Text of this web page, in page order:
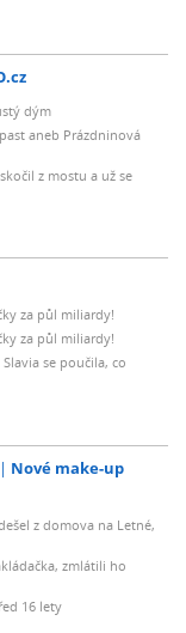
dým
aneb Prázdninová
z mostu a už se
za půl miliardy!
za půl miliardy!
se poučila, co
Nové make-up
z domova na Letné,
zmlátili ho
16 lety